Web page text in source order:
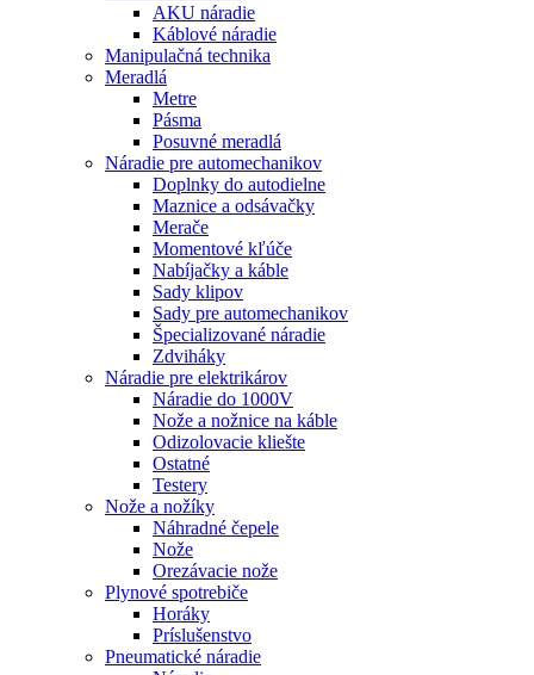
AKU náradie
Káblové náradie
Manipulačná technika
Meradlá
Metre
Pásma
Posuvné meradlá
Náradie pre automechanikov
Doplnky do autodielne
Maznice a odsávačky
Merače
Momentové kľúče
Nabíjačky a káble
Sady klipov
Sady pre automechanikov
Špecializované náradie
Zdviháky
Náradie pre elektrikárov
Náradie do 1000V
Nože a nožnice na káble
Odizolovacie kliešte
Ostatné
Testery
Nože a nožíky
Náhradné čepele
Nože
Orezávacie nože
Plynové spotrebiče
Horáky
Príslušenstvo
Pneumatické náradie